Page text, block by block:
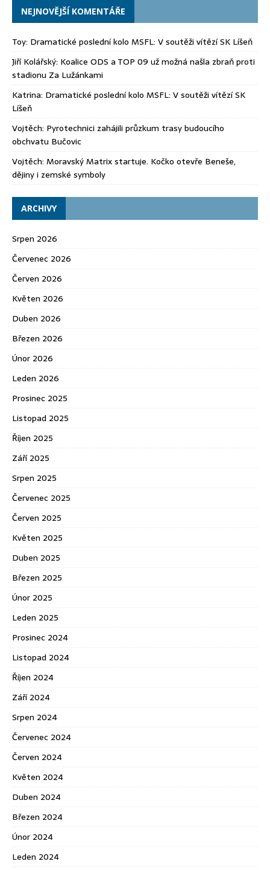
NEJNOVĚJŠÍ KOMENTÁŘE
Toy: Dramatické poslední kolo MSFL: V soutěži vítězí SK Líšeň
Jiří Kolářský: Koalice ODS a TOP 09 už možná našla zbraň proti
stadionu Za Lužánkami
Katrina: Dramatické poslední kolo MSFL: V soutěži vítězí SK
Líšeň
Vojtěch: Pyrotechnici zahájili průzkum trasy budoucího
obchvatu Bučovic
Vojtěch: Moravský Matrix startuje. Kočko otevře Beneše,
dějiny i zemské symboly
ARCHIVY
Srpen 2026
Červenec 2026
Červen 2026
Květen 2026
Duben 2026
Březen 2026
Únor 2026
Leden 2026
Prosinec 2025
Listopad 2025
Říjen 2025
Září 2025
Srpen 2025
Červenec 2025
Červen 2025
Květen 2025
Duben 2025
Březen 2025
Únor 2025
Leden 2025
Prosinec 2024
Listopad 2024
Říjen 2024
Září 2024
Srpen 2024
Červenec 2024
Červen 2024
Květen 2024
Duben 2024
Březen 2024
Únor 2024
Leden 2024